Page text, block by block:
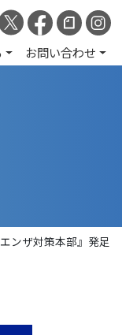
お問い合わせ
ンザ対策本部』発足